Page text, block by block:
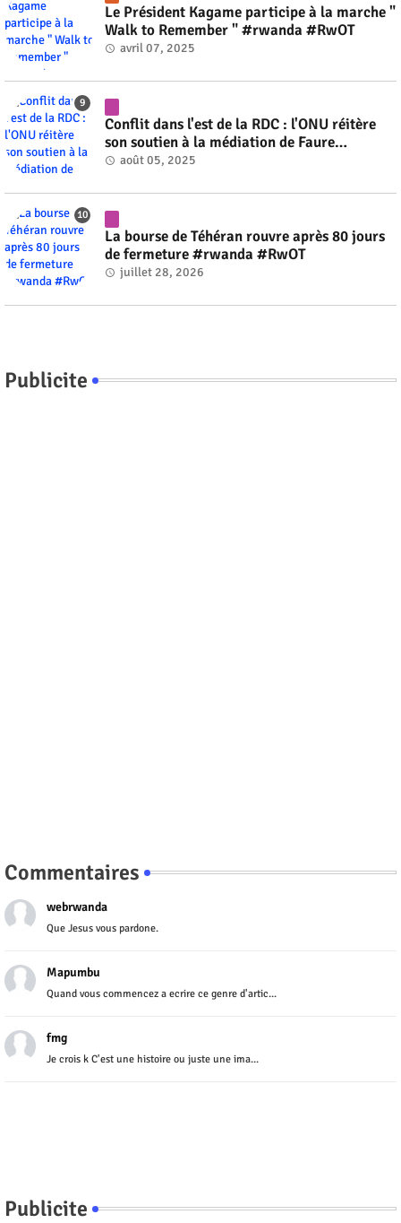
Le Président Kagame participe à la marche "
Walk to Remember " #rwanda #RwOT
avril 07, 2025
Conflit dans l'est de la RDC : l'ONU réitère
son soutien à la médiation de Faure
Gnassingbé #rwanda #RwOT
août 05, 2025
La bourse de Téhéran rouvre après 80 jours
de fermeture #rwanda #RwOT
juillet 28, 2026
Publicite
Commentaires
webrwanda
Que Jesus vous pardone.
Mapumbu
Quand vous commencez a ecrire ce genre d'artic...
fmg
Je crois k C'est une histoire ou juste une ima...
Publicite